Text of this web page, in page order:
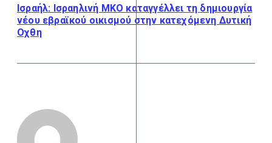
Ισραήλ: Ισραηλινή ΜΚΟ καταγγέλλει τη δημιουργία
νέου εβραϊκού οικισμού στην κατεχόμενη Δυτική
Οχθη